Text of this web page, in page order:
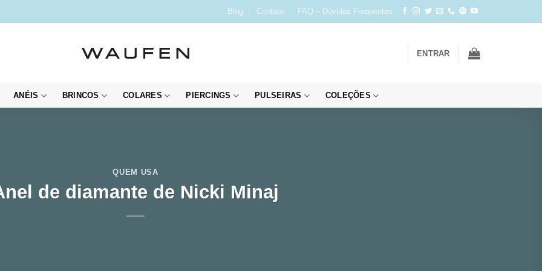
Blog Contato FAQ – Dúvidas Frequentes
ENTRAR
ANÉIS BRINCOS COLARES PIERCINGS PULSEIRAS COLEÇÕES
QUEM USA
de diamante de Nicki Minaj